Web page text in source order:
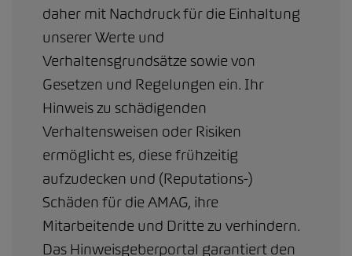
daher mit Nachdruck für die Einhaltung
unserer Werte und
Verhaltensgrundsätze sowie von
Gesetzen und Regelungen ein. Ihr
Hinweis zu schädigenden
Verhaltensweisen oder Risiken
ermöglicht es, diese frühzeitig
aufzudecken und (Reputations-)
Schäden für die AMAG, ihre
Mitarbeitende und Dritte zu verhindern.
Das Hinweisgeberportal garantiert den